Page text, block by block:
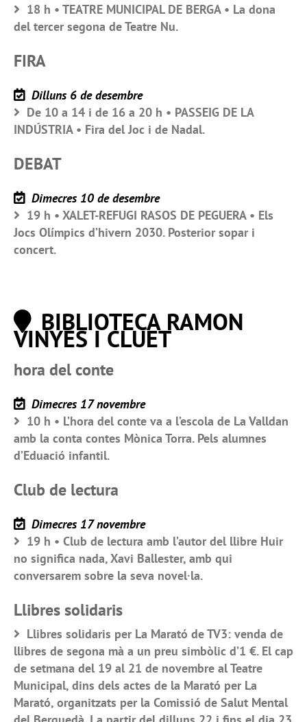
18 h • TEATRE MUNICIPAL DE BERGA • La dona
del tercer segona de Teatre Nu.
FIRA
Dilluns 6 de desembre
De 10 a 14 i de 16 a 20 h • PASSEIG DE LA
INDÚSTRIA • Fira del Joc i de Nadal.
DEBAT
Dimecres 10 de desembre
19 h • XALET-REFUGI RASOS DE PEGUERA • Els
Jocs Olímpics d’hivern 2030. Posterior sopar i
concert.
BIBLIOTECA RAMON
VINYES I CLUET
hora del conte
Dimecres 17 novembre
10 h • L’hora del conte va a l’escola de La Valldan
amb la conta contes Mònica Torra. Pels alumnes
d’Eduació infantil.
Club de lectura
Dimecres 17 novembre
19 h • Club de lectura amb l’autor del llibre Huir
no significa nada, Xavi Ballester, amb qui
conversarem sobre la seva novel·la.
Llibres solidaris
Llibres solidaris per La Marató de TV3: venda de
llibres de segona mà a un preu simbòlic d’1 €. El cap
de setmana del 19 al 21 de novembre al Teatre
Municipal, dins dels actes de la Marató per La
Marató, organitzats per la Comissió de Salut Mental